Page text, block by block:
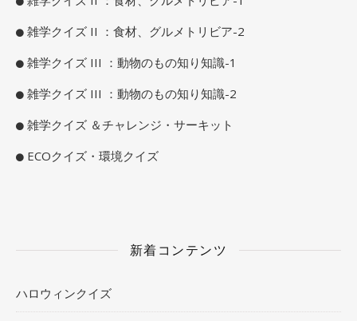
雑学クイズ II ：食材、グルメトリビア-2
雑学クイズ III ：動物のもの知り知識-1
雑学クイズ III ：動物のもの知り知識-2
雑学クイズ ＆チャレンジ・サーキット
ECOクイズ・環境クイズ
新着コンテンツ
ハロウィンクイズ